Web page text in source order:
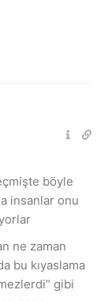
böyle
insanlar onu
ne zaman
bu kıyaslama
gibi